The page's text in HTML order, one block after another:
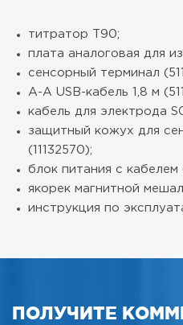
титратор T90;
плата аналоговая для
сенсорный терминал
А-А USB-кабель 1,8 м
кабель для электрода
защитный кожух для
(11132570);
блок питания с кабелем
якорек магнитной
инструкция по
ПОЛУЧИТЕ